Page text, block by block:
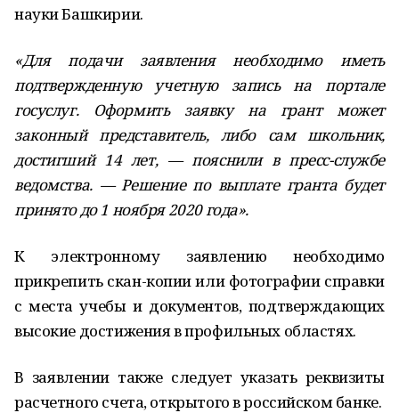
науки Башкирии.
«Для подачи заявления необходимо иметь
подтвержденную учетную запись на портале
госуслуг. Оформить заявку на грант может
законный представитель, либо сам школьник,
достигший 14 лет, — пояснили в пресс-службе
ведомства. — Решение по выплате гранта будет
принято до 1 ноября 2020 года».
К электронному заявлению необходимо
прикрепить скан-копии или фотографии справки
с места учебы и документов, подтверждающих
высокие достижения в профильных областях.
В заявлении также следует указать реквизиты
расчетного счета, открытого в российском банке.